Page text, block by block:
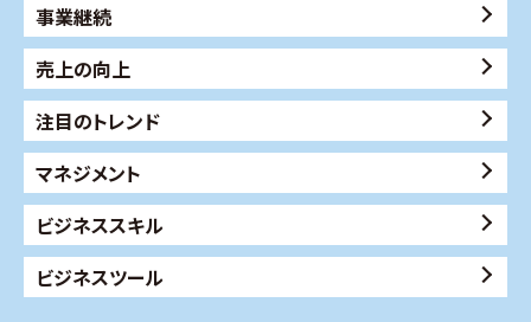
事業継続
売上の向上
注目のトレンド
マネジメント
ビジネススキル
ビジネスツール